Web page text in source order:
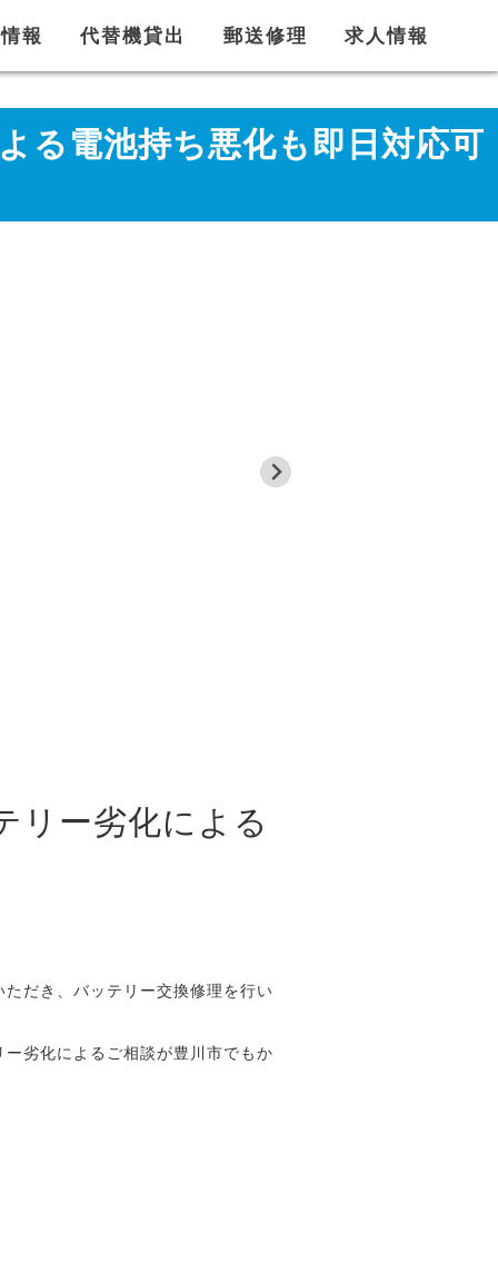
報 代替機貸出 郵送修理 求人情報
る電池持ち悪化も即日対応可
リー劣化による
だき、バッテリー交換修理を行い
劣化によるご相談が豊川市でもか